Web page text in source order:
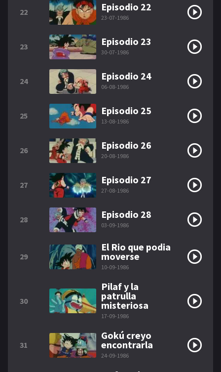
22 Episodio 22
23-07-1986
23 Episodio 23
30-07-1986
24 Episodio 24
06-08-1986
25 Episodio 25
13-08-1986
26 Episodio 26
20-08-1986
27 Episodio 27
27-08-1986
28 Episodio 28
03-09-1986
29
El Rio que podia
moverse
10-09-1986
30
Pilaf y la
patrulla
misteriosa
17-09-1986
31
Gokú creyo
encontrarla
24-09-1986